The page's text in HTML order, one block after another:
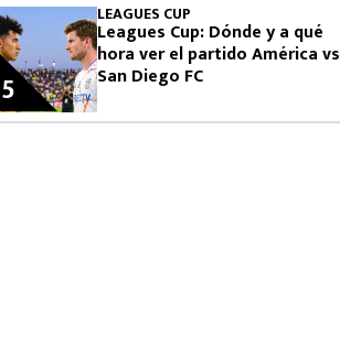
LEAGUES CUP
Leagues Cup: Dónde y a qué
hora ver el partido América vs
San Diego FC
5